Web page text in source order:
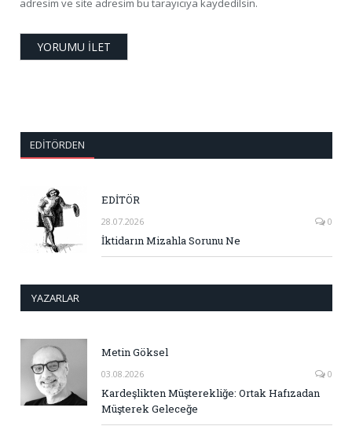
adresim ve site adresim bu tarayıcıya kaydedilsin.
EDITÖRDEN
EDİTÖR
28.07.2026 0
İktidarın Mizahla Sorunu Ne
YAZARLAR
Metin Göksel
03.08.2026 0
Kardeşlikten Müşterekliğe: Ortak Hafızadan
Müşterek Geleceğe